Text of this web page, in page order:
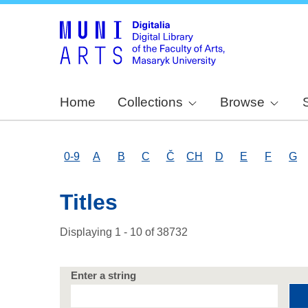
Home Collections Browse
0-9 A B C Č CH D E F G
Titles
Displaying 1 - 10 of 38732
Enter a string